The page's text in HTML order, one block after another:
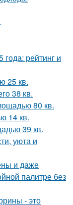
рейтинг и
25 кв.
38 кв.
80 кв.
14 кв.
39 кв.
уюта и
и даже
палитре без
- это